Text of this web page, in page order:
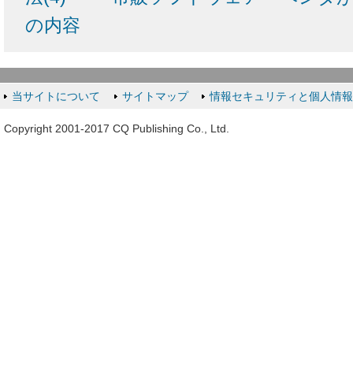
の内容
当サイトについて サイトマップ 情報セキュリティと個人情
Copyright 2001-2017 CQ Publishing Co., Ltd.